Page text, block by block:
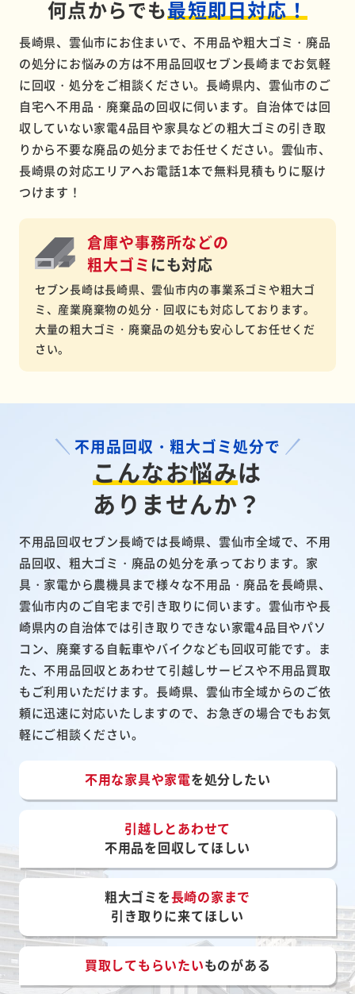
何点からでも最短即日対応！
長崎県、雲仙市にお住まいで、不用品や粗大ゴミ・廃品
の処分にお悩みの方は不用品回収セブン長崎までお気軽
に回収・処分をご相談ください。長崎県内、雲仙市のご
自宅へ不用品・廃棄品の回収に伺います。自治体では回
収していない家電4品目や家具などの粗大ゴミの引き取
りから不要な廃品の処分までお任せください。雲仙市、
長崎県の対応エリアへお電話1本で無料見積もりに駆け
つけます！
倉庫や事務所などの
粗大ゴミ にも対応
セブン長崎は長崎県、雲仙市内の事業系ゴミや粗大ゴ
ミ、産業廃棄物の処分・回収にも対応しております。
大量の粗大ゴミ・廃棄品の処分も安心してお任せくだ
さい。
不用品回収・粗大ゴミ処分で
こんなお悩みは
ありませんか？
不用品回収セブン長崎では長崎県、雲仙市全域で、不用
品回収、粗大ゴミ・廃品の処分を承っております。家
具・家電から農機具まで様々な不用品・廃品を長崎県、
雲仙市内のご自宅まで引き取りに伺います。雲仙市や長
崎県内の自治体では引き取りできない家電4品目やパソ
コン、廃棄する自転車やバイクなども回収可能です。ま
た、不用品回収とあわせて引越しサービスや不用品買取
もご利用いただけます。長崎県、雲仙市全域からのご依
頼に迅速に対応いたしますので、お急ぎの場合でもお気
軽にご相談ください。
不用な家具や家電を処分したい
引越しとあわせて
不用品を回収してほしい
粗大ゴミを長崎の家まで
引き取りに来てほしい
買取してもらいたいものがある